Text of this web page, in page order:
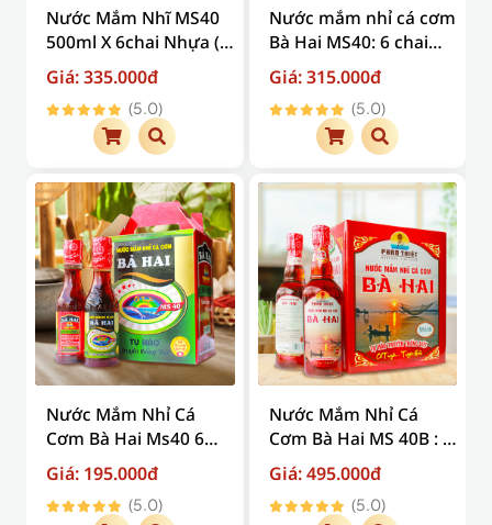
Nước Mắm Nhĩ MS40
500ml X 6chai Nhựa (
Giá trên đã bao gồm
phí vận chuyển )
Giá: 335.000đ
(5.0)
Nước mắm nhỉ cá cơm
Bà Hai MS40: 6 chai
thủy tinh x 330ml ( Giá
trên đã bao gồm phí
vận chuyển )
Giá: 315.000đ
(5.0)
Nước Mắm Nhỉ Cá
Cơm Bà Hai Ms40 6
chai nhựa x 250ml (
Giá trên đã bao gồm
phí vận chuyển )
Giá: 195.000đ
(5.0)
Nước Mắm Nhỉ Cá
Cơm Bà Hai MS 40B : 3
Lít (500ml x 6 chai thủy
tinh)
Giá: 495.000đ
(5.0)